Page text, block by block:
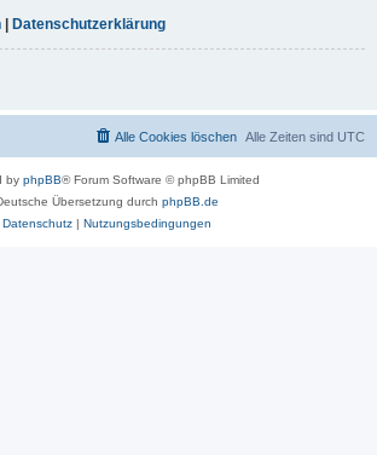
| Datenschutzerklärung
Alle Zeiten sind UTC
Alle Cookies löschen
by phpBB® Forum Software © phpBB Limited
Übersetzung durch phpBB.de
Datenschutz| Nutzungsbedingungen